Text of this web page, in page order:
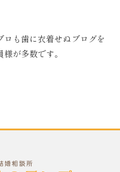
も歯に衣着せぬブログを
が多数です。